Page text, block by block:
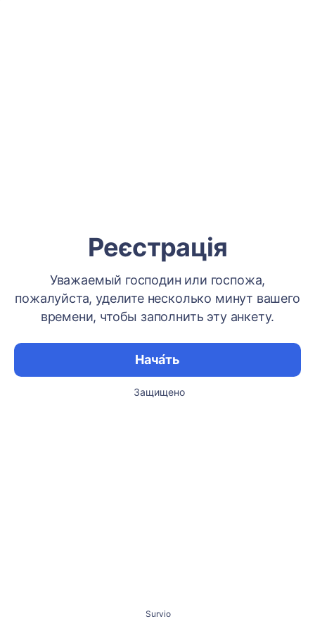
Реєстрація
Уважаемый господин или госпожа,
пожалуйста, уделите несколько минут вашего
времени, чтобы заполнить эту анкету.
Нача́ть
Защищено
Survio